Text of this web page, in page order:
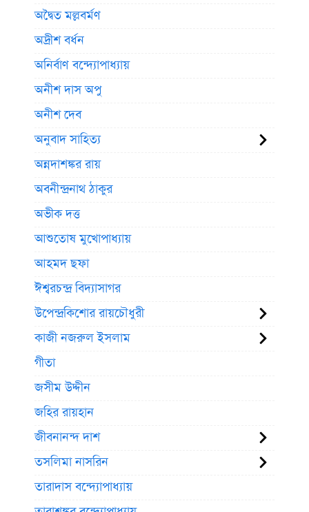
অদ্বৈত মল্লবর্মণ
অদ্রীশ বর্ধন
অনির্বাণ বন্দ্যোপাধ্যায়
অনীশ দাস অপু
অনীশ দেব
অনুবাদ সাহিত্য
অন্নদাশঙ্কর রায়
অবনীন্দ্রনাথ ঠাকুর
অভীক দত্ত
আশুতোষ মুখোপাধ্যায়
আহমদ ছফা
ঈশ্বরচন্দ্র বিদ্যাসাগর
উপেন্দ্রকিশোর রায়চৌধুরী
কাজী নজরুল ইসলাম
গীতা
জসীম উদ্দীন
জহির রায়হান
জীবনানন্দ দাশ
তসলিমা নাসরিন
তারাদাস বন্দ্যোপাধ্যায়